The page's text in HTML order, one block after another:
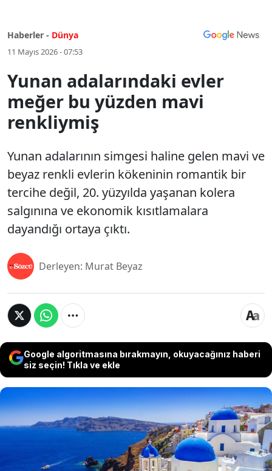
Haberler - Dünya
11 Mayıs 2026 - 07:53
Yunan adalarındaki evler
meğer bu yüzden mavi
renkliymiş
Yunan adalarının simgesi haline gelen mavi ve
beyaz renkli evlerin kökeninin romantik bir
tercihe değil, 20. yüzyılda yaşanan kolera
salgınına ve ekonomik kısıtlamalara
dayandığı ortaya çıktı.
Derleyen: Murat Beyaz
Google algoritmasına bırakmayın, okuyacağınız haberi
siz seçin! Tıkla ve ekle
Yunan adalarının simgesi haline gelen mavi
ve beyaz renkli evlerin kökeninin romantik
bir tercihe değil, 20. yüzyılda yaşanan kolera